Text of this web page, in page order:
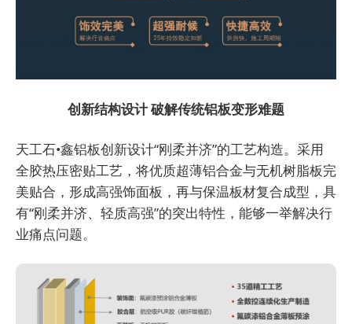
创新结构设计破解传统铝板变形难题
天工石•鑫铝板创新设计“刚柔并济”的工艺构造。采用
全胶热压密贴工艺，将优质超薄铝合金与无机树脂板完
美贴合，形成高强饰面板，再与保温板材复合成型，具
有“刚柔并济、轻质高强”的突出特性，能够一举解决行
业痛点问题。